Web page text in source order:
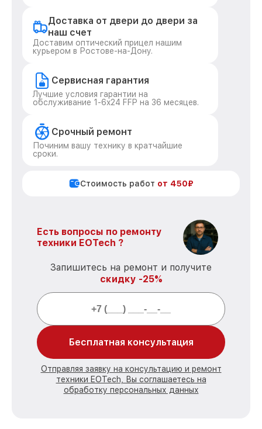
Доставка от двери до двери за
наш счет
Доставим оптический прицел нашим
курьером в Ростове-на-Дону.
Сервисная гарантия
Лучшие условия гарантии на
обслуживание 1-6x24 FFP на 36 месяцев.
Срочный ремонт
Починим вашу технику в кратчайшие
сроки.
Стоимость работ от 450₽
Есть вопросы по ремонту
техники EOTech ?
Запишитесь на ремонт и получите
скидку -25%
Бесплатная консультация
Отправляя заявку на консультацию и ремонт
техники EOTech, Вы соглашаетесь на
обработку персональных данных